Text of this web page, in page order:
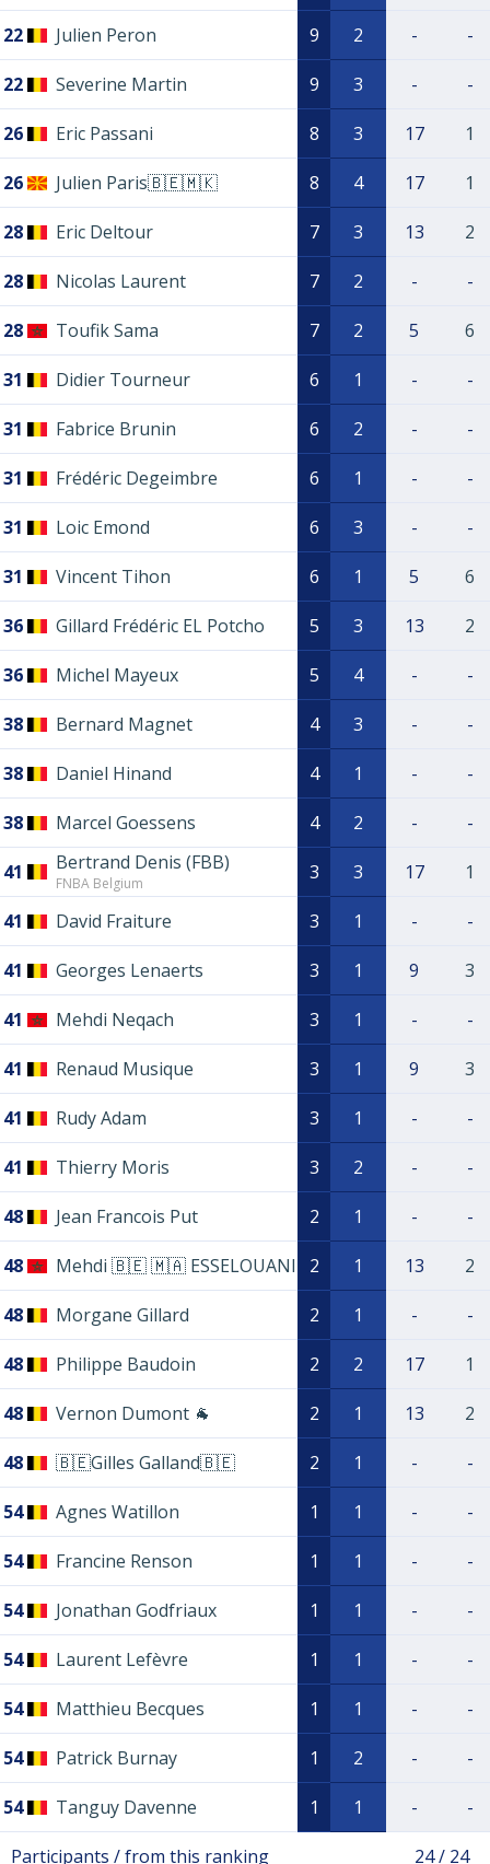
22 Julien Peron 9 2 - -
22 Severine Martin 9 3 - -
26 Eric Passani 8 3 17 1
26 Julien Paris🇧🇪🇲🇰 8 4 17 1
28 Eric Deltour 7 3 13 2
28 Nicolas Laurent 7 2 - -
28 Toufik Sama 7 2 5 6
31 Didier Tourneur 6 1 - -
31 Fabrice Brunin 6 2 - -
31 Frédéric Degeimbre 6 1 - -
31 Loic Emond 6 3 - -
31 Vincent Tihon 6 1 5 6
36 Gillard Frédéric EL Potcho 5 3 13 2
36 Michel Mayeux 5 4 - -
38 Bernard Magnet 4 3 - -
38 Daniel Hinand 4 1 - -
38 Marcel Goessens 4 2 - -
41 Bertrand Denis (FBB)
FNBA Belgium 3 3 17 1
41 David Fraiture 3 1 - -
41 Georges Lenaerts 3 1 9 3
41 Mehdi Neqach 3 1 - -
41 Renaud Musique 3 1 9 3
41 Rudy Adam 3 1 - -
41 Thierry Moris 3 2 - -
48 Jean Francois Put 2 1 - -
48 Mehdi 🇧🇪 🇲🇦 ESSELOUANI 2 1 13 2
48 Morgane Gillard 2 1 - -
48 Philippe Baudoin 2 2 17 1
48 Vernon Dumont 🐐 2 1 13 2
48 🇧🇪Gilles Galland🇧🇪 2 1 - -
54 Agnes Watillon 1 1 - -
54 Francine Renson 1 1 - -
54 Jonathan Godfriaux 1 1 - -
54 Laurent Lefèvre 1 1 - -
54 Matthieu Becques 1 1 - -
54 Patrick Burnay 1 2 - -
54 Tanguy Davenne 1 1 - -
Participants / from this ranking 24 / 24